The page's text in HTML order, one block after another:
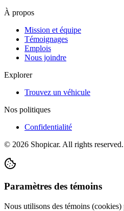
À propos
Mission et équipe
Témoignages
Emplois
Nous joindre
Explorer
Trouvez un véhicule
Nos politiques
Confidentialité
© 2026 Shopicar. All rights reserved.
Paramètres des témoins
Nous utilisons des témoins